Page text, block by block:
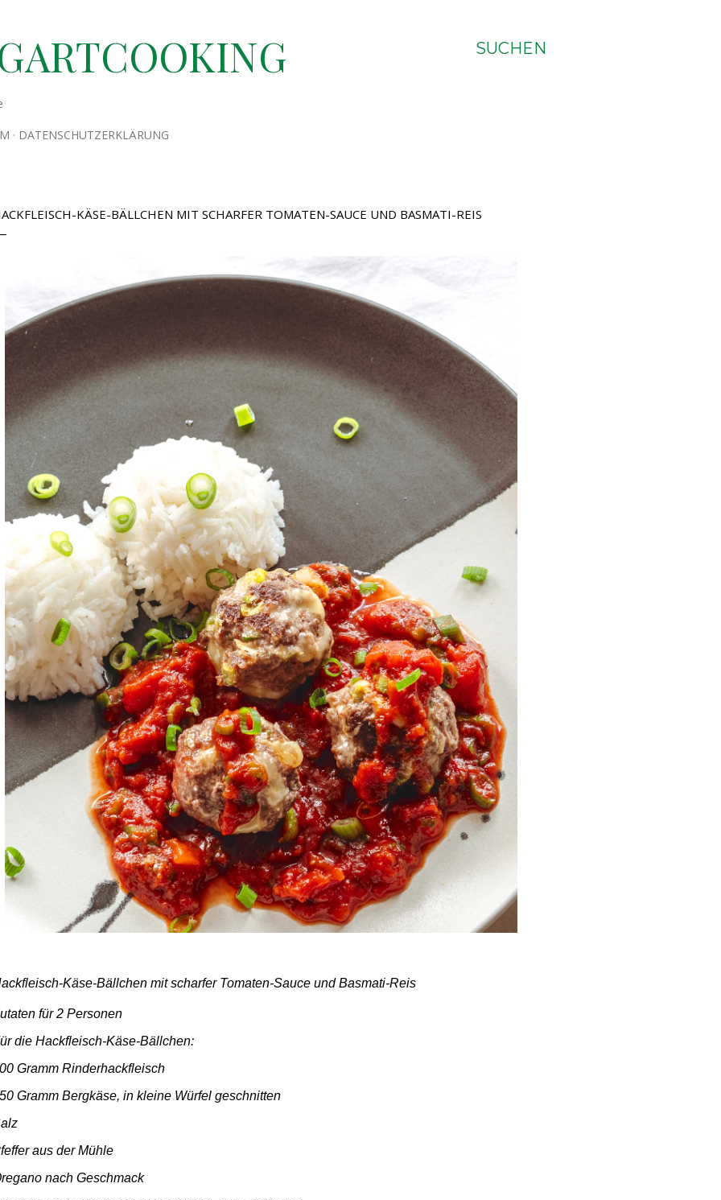
SUCHEN
DATENSCHUTZERKLÄRUNG
KÄSE-BÄLLCHEN MIT SCHARFER TOMATEN-SAUCE UND BASMATI-REIS
Käse-Bällchen mit scharfer Tomaten-Sauce und Basmati-Reis
für 2 Personen
die Hackfleisch-Käse-Bällchen:
Gramm Rinderhackfleisch
Gramm Bergkäse, in kleine Würfel geschnitten
aus der Mühle
nach Geschmack